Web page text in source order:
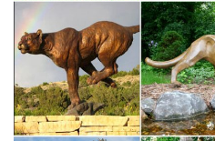
ДПИ – Декоративно-прикладное
Декоративно-прикладное
украшаю) — раздел
охватывающий создание
имеющихДругими словами, он
натуральный объект, но уже в